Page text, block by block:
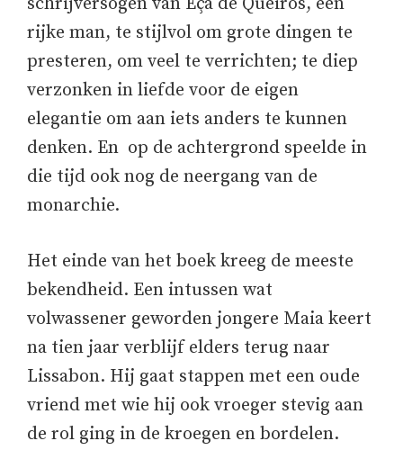
rijke man, te stijlvol om grote dingen te
presteren, om veel te verrichten; te diep
verzonken in liefde voor de eigen
elegantie om aan iets anders te kunnen
denken. En op de achtergrond speelde in
die tijd ook nog de neergang van de
monarchie.
Het einde van het boek kreeg de meeste
bekendheid. Een intussen wat
volwassener geworden jongere Maia keert
na tien jaar verblijf elders terug naar
Lissabon. Hij gaat stappen met een oude
vriend met wie hij ook vroeger stevig aan
de rol ging in de kroegen en bordelen.